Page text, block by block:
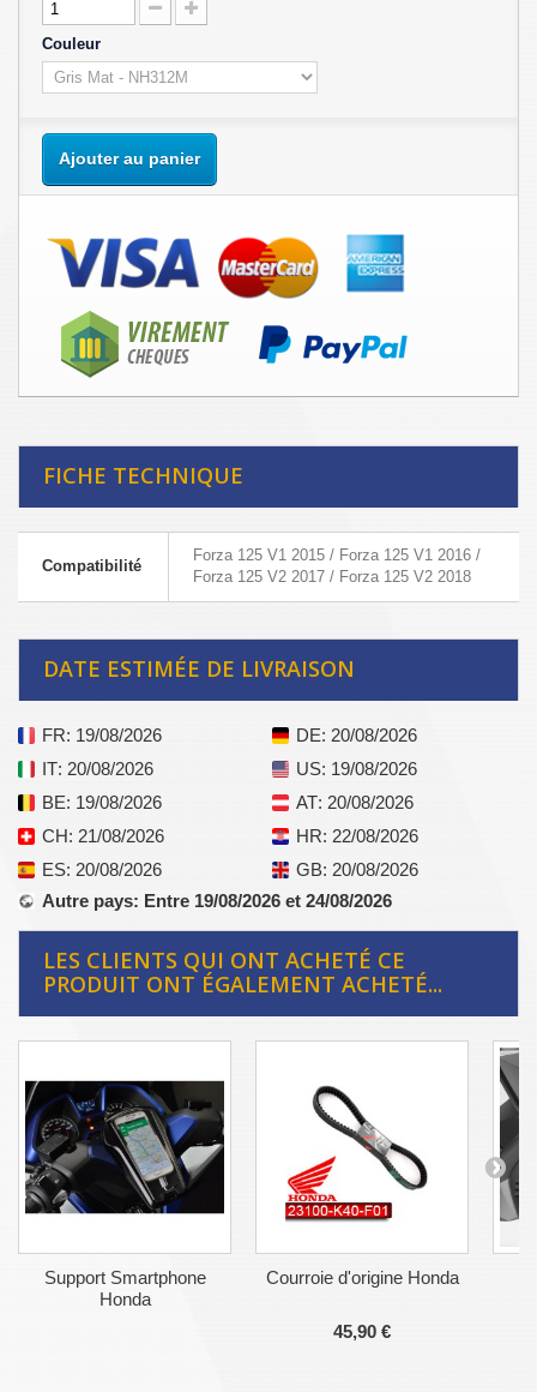
Couleur
Ajouter au panier
FICHE TECHNIQUE
Compatibilité
Forza 125 V1 2015 / Forza 125 V1 2016 /
Forza 125 V2 2017 / Forza 125 V2 2018
DATE ESTIMÉE DE LIVRAISON
FR: 19/08/2026 DE: 20/08/2026
IT: 20/08/2026 US: 19/08/2026
BE: 19/08/2026 AT: 20/08/2026
CH: 21/08/2026 HR: 22/08/2026
ES: 20/08/2026 GB: 20/08/2026
Autre pays: Entre 19/08/2026 et 24/08/2026
LES CLIENTS QUI ONT ACHETÉ CE
PRODUIT ONT ÉGALEMENT ACHETÉ...
Support Smartphone
Honda
Courroie d'origine Honda
45,90 €